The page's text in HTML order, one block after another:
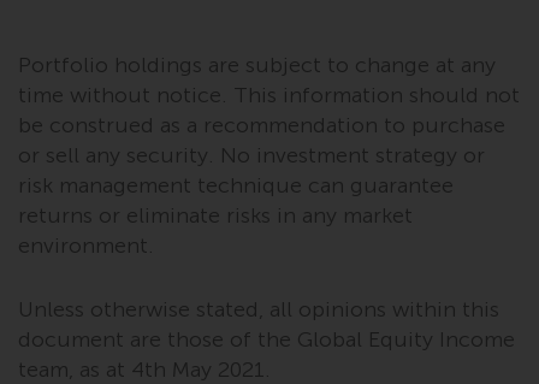
in vollem Umfang in Kraft und
wirksam.
Copyright
Kein Teil dieser Website darf
Genehmigung von Redwheel in
irgendeiner Weise reproduziert
werden. Copyright 2016 ©
Portfolio holdings are subject to change at any
time without notice. This information should not
be construed as a recommendation to purchase
or sell any security. No investment strategy or
risk management technique can guarantee
returns or eliminate risks in any market
environment.
Unless otherwise stated, all opinions within this
document are those of the Global Equity Income
team, as at 4th May 2021.